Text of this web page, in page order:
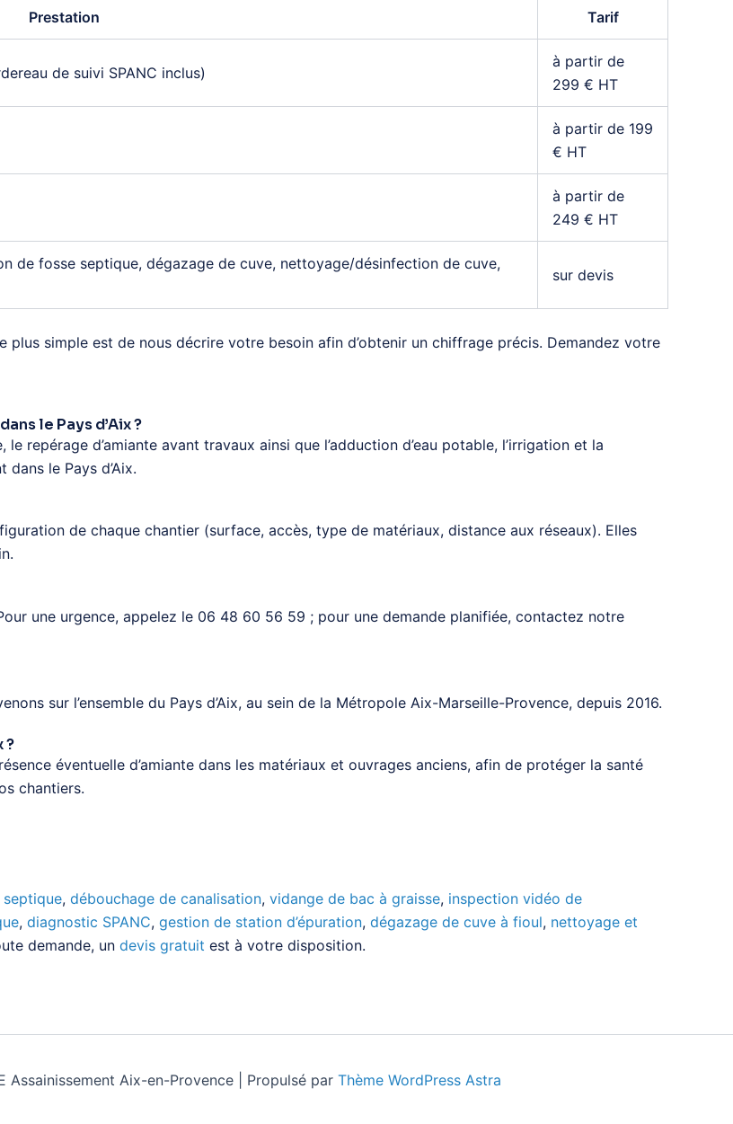
Prestation Tarif
de suivi SPANC inclus)
à partir de
299 € HT
à partir de 199
€ HT
à partir de
249 € HT
de fosse septique, dégazage de cuve, nettoyage/désinfection de cuve,
sur devis
plus simple est de nous décrire votre besoin afin d’obtenir un chiffrage précis. Demandez votre
le Pays d’Aix ?
repérage d’amiante avant travaux ainsi que l’adduction d’eau potable, l’irrigation et la
le Pays d’Aix.
de chaque chantier (surface, accès, type de matériaux, distance aux réseaux). Elles
une urgence, appelez le 06 48 60 56 59 ; pour une demande planifiée, contactez notre
sur l’ensemble du Pays d’Aix, au sein de la Métropole Aix-Marseille-Provence, depuis 2016.
?
éventuelle d’amiante dans les matériaux et ouvrages anciens, afin de protéger la santé
chantiers.
, débouchage de canalisation, vidange de bac à graisse, inspection vidéo de
, diagnostic SPANC, gestion de station d’épuration, dégazage de cuve à fioul, nettoyage et
demande, un devis gratuit est à votre disposition.
Assainissement Aix-en-Provence | Propulsé par Thème WordPress Astra